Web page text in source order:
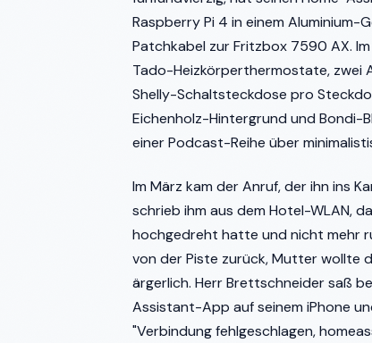
Raspberry Pi 4 in einem Aluminium-
Patchkabel zur Fritzbox 7590 AX.
Tado-Heizkörperthermostate, zwei
Shelly-Schaltsteckdose pro
Eichenholz-Hintergrund und Bondi-
einer Podcast-Reihe über
Im März kam der Anruf, der ihn ins
schrieb ihm aus dem Hotel-WLAN,
hochgedreht hatte und nicht mehr
von der Piste zurück, Mutter wollte
ärgerlich. Herr Brettschneider saß
Assistant-App auf seinem iPhone
"Verbindung fehlgeschlagen,